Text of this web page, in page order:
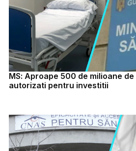
MS: Aproape 500 de milioane de
autorizati pentru investitii